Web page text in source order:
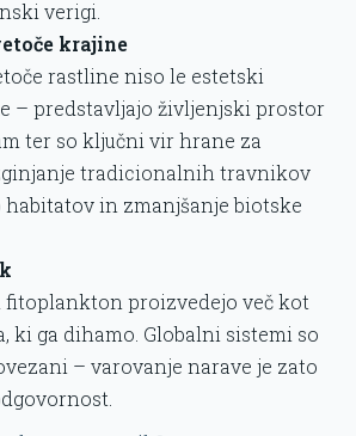
verigi.
krajine
rastline niso le estetski
– predstavljajo življenjski prostor
ter so ključni vir hrane za
tradicionalnih travnikov
in zmanjšanje biotske
fitoplankton proizvedejo več kot
ki ga dihamo. Globalni sistemi so
– varovanje narave je zato